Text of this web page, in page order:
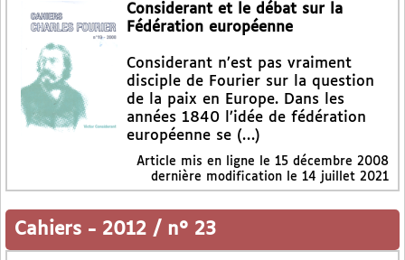
Considerant et le débat sur la
Fédération européenne
Considerant n’est pas vraiment
disciple de Fourier sur la question
de la paix en Europe. Dans les
années 1840 l’idée de fédération
européenne se (…)
Article mis en ligne le 15 décembre 2008
dernière modification le 14 juillet 2021
Cahiers - 2012 / n° 23